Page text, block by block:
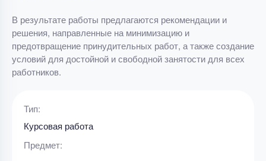
В результате работы предлагаются рекомендации и
решения, направленные на минимизацию и
предотвращение принудительных работ, а также создание
условий для достойной и свободной занятости для всех
работников.
Тип:
Курсовая работа
Предмет: